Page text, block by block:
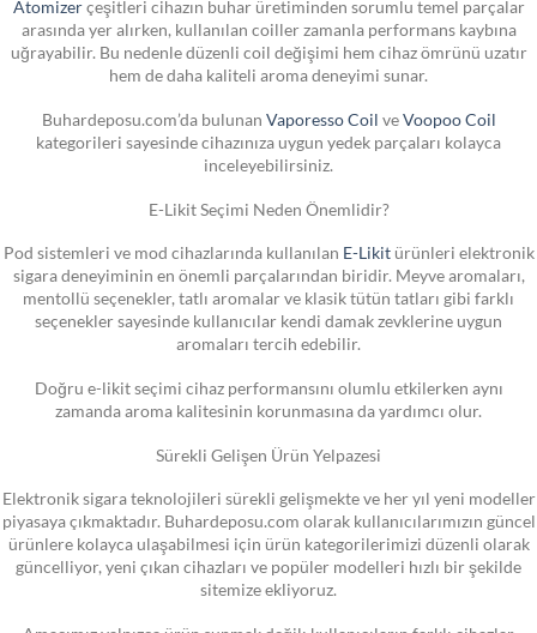
Atomizerçeşitleri cihazın buhar üretiminden sorumlu temel parçalar
arasında yer alırken, kullanılan coiller zamanla performans kaybına
uğrayabilir. Bu nedenle düzenli coil değişimi hem cihaz ömrünü uzatır
hem de daha kaliteli aroma deneyimi sunar.
Buhardeposu.com’da bulunan Vaporesso Coil veVoopoo Coil
kategorileri sayesinde cihazınıza uygun yedek parçaları kolayca
inceleyebilirsiniz.
E-Likit Seçimi Neden Önemlidir?
Pod sistemleri ve mod cihazlarında kullanılan E-Likitürünleri elektronik
sigara deneyiminin en önemli parçalarından biridir. Meyve aromaları,
mentollü seçenekler, tatlı aromalar ve klasik tütün tatları gibi farklı
seçenekler sayesinde kullanıcılar kendi damak zevklerine uygun
aromaları tercih edebilir.
Doğru e-likit seçimi cihaz performansını olumlu etkilerken aynı
zamanda aroma kalitesinin korunmasına da yardımcı olur.
Sürekli Gelişen Ürün Yelpazesi
Elektronik sigara teknolojileri sürekli gelişmekte ve her yıl yeni modeller
piyasaya çıkmaktadır. Buhardeposu.com olarak kullanıcılarımızın güncel
ürünlere kolayca ulaşabilmesi için ürün kategorilerimizi düzenli olarak
güncelliyor, yeni çıkan cihazları ve popüler modelleri hızlı bir şekilde
sitemize ekliyoruz.